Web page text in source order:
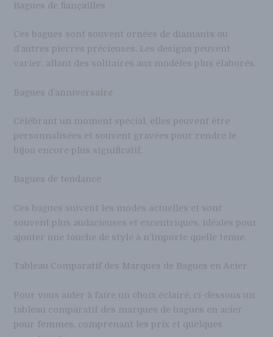
Bagues de fiançailles
Ces bagues sont souvent ornées de diamants ou
d’autres pierres précieuses. Les designs peuvent
varier, allant des solitaires aux modèles plus élaborés.
Bagues d’anniversaire
Célébrant un moment spécial, elles peuvent être
personnalisées et souvent gravées pour rendre le
bijou encore plus significatif.
Bagues de tendance
Ces bagues suivent les modes actuelles et sont
souvent plus audacieuses et excentriques, idéales pour
ajouter une touche de style à n’importe quelle tenue.
Tableau Comparatif des Marques de Bagues en Acier
Pour vous aider à faire un choix éclairé, ci-dessous un
tableau comparatif des marques de bagues en acier
pour femmes, comprenant les prix et quelques